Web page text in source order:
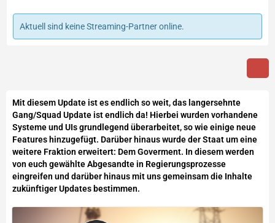
Aktuell sind keine Streaming-Partner online.
Mit diesem Update ist es endlich so weit, das langersehnte
Gang/Squad Update ist endlich da! Hierbei wurden vorhandene
Systeme und UIs grundlegend überarbeitet, so wie einige neue
Features hinzugefügt. Darüber hinaus wurde der Staat um eine
weitere Fraktion erweitert: Dem Goverment. In diesem werden
von euch gewählte Abgesandte in Regierungsprozesse
eingreifen und darüber hinaus mit uns gemeinsam die Inhalte
zukünftiger Updates bestimmen.